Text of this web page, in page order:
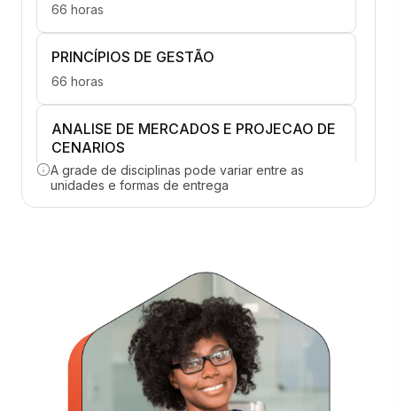
66 horas
PRINCÍPIOS DE GESTÃO
66 horas
ANALISE DE MERCADOS E PROJECAO DE
CENARIOS
66 horas
INOVACAO E EMPREENDEDORISMO
MODELAGEM DE PROCESSOS
66 horas
A grade de disciplinas pode variar entre as
unidades e formas de entrega